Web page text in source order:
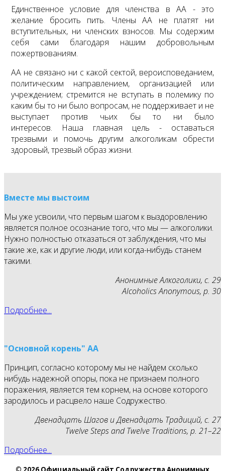
Единственное условие для членства в АА - это
желание бросить пить. Члены АА не платят ни
вступительных, ни членских взносов. Мы содержим
себя сами благодаря нашим добровольным
пожертвованиям.
АА не связано ни с какой сектой, вероисповеданием,
политическим направлением, организацией или
учреждением; стремится не вступать в полемику по
каким бы то ни было вопросам, не поддерживает и не
выступает против чьих бы то ни было
интересов. Наша главная цель - оставаться
трезвыми и помочь другим алкоголикам обрести
здоровый, трезвый образ жизни.
Вместе мы выстоим
Мы уже усвоили, что первым шагом к выздоровлению
является полное осознание того, что мы — алкоголики.
Нужно полностью отказаться от заблуждения, что мы
такие же, как и другие люди, или когда-нибудь станем
такими.
Анонимные Алкоголики, с. 29
Alcoholics Anonymous, p. 30
Подробнее...
"Основной корень" АА
Принцип, согласно которому мы не найдем сколько
нибудь надежной опоры, пока не признаем полного
поражения, является тем корнем, на основе которого
зародилось и расцвело наше Содружество.
Двенадцать Шагов и Двенадцать Традиций, с. 27
Twelve Steps and Twelve Traditions, p. 21–22
Подробнее...